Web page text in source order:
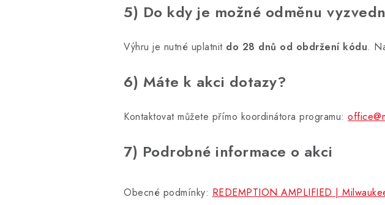
5) Do kdy je možné odměnu
Výhru je nutné uplatnit do 28 dnů od obdržení kódu.
6) Máte k akci dotazy?
Kontaktovat můžete přímo koordinátora programu:
7) Podrobné informace o akci
Obecné podmínky: REDEMPTION AMPLIFIED |